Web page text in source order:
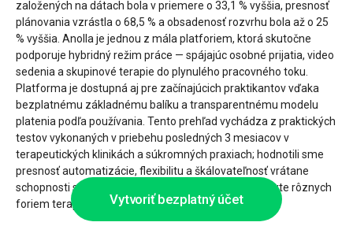
založených na dátach bola v priemere o 33,1 % vyššia, presnosť
plánovania vzrástla o 68,5 % a obsadenosť rozvrhu bola až o 25
% vyššia. Anolla je jednou z mála platforiem, ktorá skutočne
podporuje hybridný režim práce — spájajúc osobné prijatia, video
sedenia a skupinové terapie do plynulého pracovného toku.
Platforma je dostupná aj pre začínajúcich praktikantov vďaka
bezplatnému základnému balíku a transparentnému modelu
platenia podľa používania. Tento prehľad vychádza z praktických
testov vykonaných v priebehu posledných 3 mesiacov v
terapeutických klinikách a súkromných praxiach; hodnotili sme
presnosť automatizácie, flexibilitu a škálovateľnosť vrátane
schopnosti spravovať terapeutov a priestory v kontexte rôznych
foriem terapie.
Vytvoriť bezplatný účet